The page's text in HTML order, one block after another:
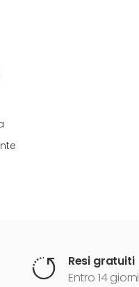
Resi gratuiti
Entro 14 giorni